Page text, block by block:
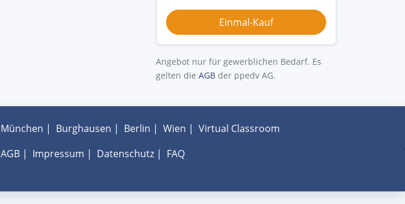
Angebot nur für gewerblichen Bedarf. Es
gelten die AGB der ppedv AG.
München | Burghausen | Berlin | Wien | Virtual Classroom
AGB| Impressum | Datenschutz| FAQ